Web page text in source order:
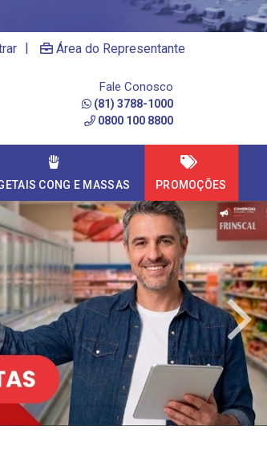
| Área do Representante
Fale Conosco
(81) 3788-1000
0800 100 8800
CONG E MASSAS PROMOÇÕES